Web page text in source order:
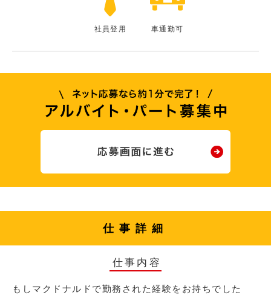
社員登用 車通勤可
仕事詳細
仕事内容
もしマクドナルドで勤務された経験をお持ちでした